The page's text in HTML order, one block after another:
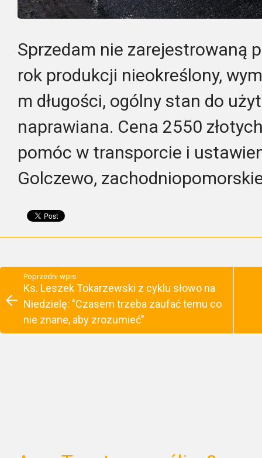
Sprzedam nie zarejestrowaną
rok produkcji nieokreślony,
m długości, ogólny stan do
naprawiana. Cena 2550
pomóc w transporcie i
Golczewo,
Poprzedni wpis
Ks. Leszek Tokarzewski z cyklu słowo na
Niedzielę: "Czasem trzeba zaufać temu co
nie znane, aby zrozumieć"